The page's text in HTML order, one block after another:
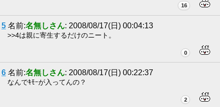
16
5 名前:名無しさん: 2008/08/17(日) 00:04:13
>>4は親に寄生するだけのニート。
0
6 名前:名無しさん: 2008/08/17(日) 00:22:37
なんでｷﾓｰが入ってんの？
2